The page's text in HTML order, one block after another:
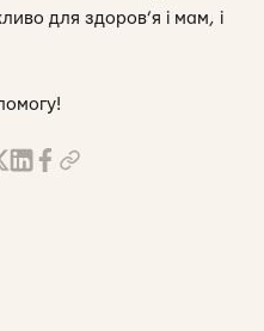
для здоров’я і мам, і